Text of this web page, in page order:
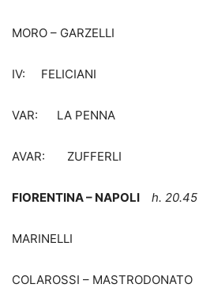
MORO – GARZELLI
IV: FELICIANI
VAR: LA PENNA
AVAR: ZUFFERLI
FIORENTINA – NAPOLI h. 20.45
MARINELLI
COLAROSSI – MASTRODONATO